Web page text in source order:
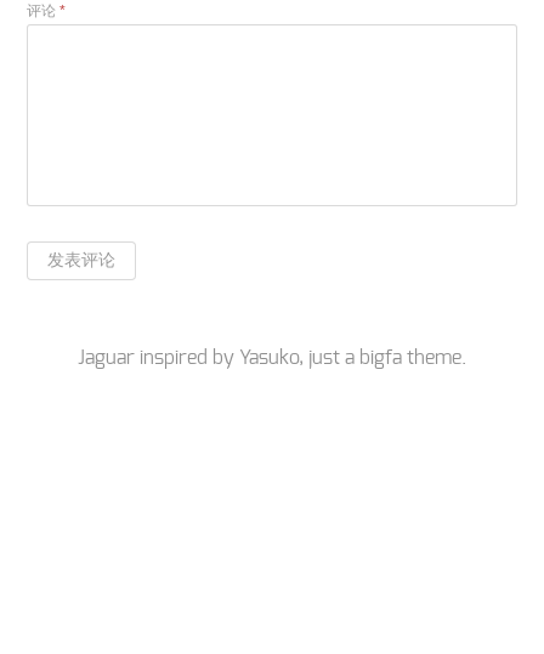
评论*
Jaguar inspired by Yasuko, just a bigfa theme.